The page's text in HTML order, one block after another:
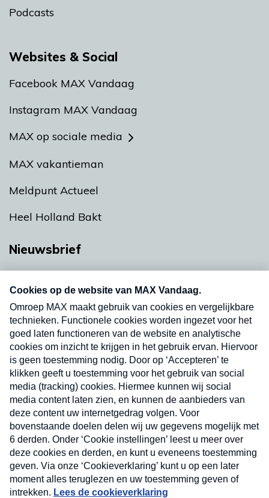
Podcasts
Websites & Social
Facebook MAX Vandaag
Instagram MAX Vandaag
MAX op sociale media
MAX vakantieman
Meldpunt Actueel
Heel Holland Bakt
Nieuwsbrief
nieuwsbrief. Elke vrijdag- en dinsdagochtend in
uw mailbox.
Verzend
Nieuwsbrief
Neem hier een gratis abonnement op onze
nieuwsbrief. Elke vrijdag- en dinsdagochtend in uw